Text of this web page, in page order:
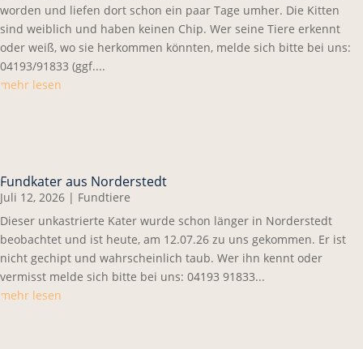
worden und liefen dort schon ein paar Tage umher. Die Kitten
sind weiblich und haben keinen Chip. Wer seine Tiere erkennt
oder weiß, wo sie herkommen könnten, melde sich bitte bei uns:
04193/91833 (ggf....
mehr lesen
Fundkater aus Norderstedt
Juli 12, 2026 | Fundtiere
Dieser unkastrierte Kater wurde schon länger in Norderstedt
beobachtet und ist heute, am 12.07.26 zu uns gekommen. Er ist
nicht gechipt und wahrscheinlich taub. Wer ihn kennt oder
vermisst melde sich bitte bei uns: 04193 91833...
mehr lesen